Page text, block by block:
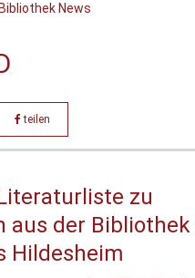
Bibliothek News
teilen
zu
aus der Bibliothek
Hildesheim